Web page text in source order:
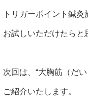
トリガーポイント鍼灸
お試しいただけたらと
次回は、“大胸筋（だ
ご紹介いたします。